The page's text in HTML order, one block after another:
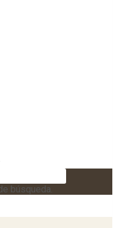
búsqueda.